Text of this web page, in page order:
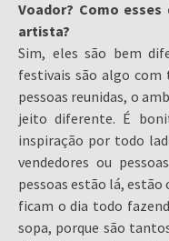
Voador? Como
artista?
Sim, eles são bem
festivais são algo
pessoas reunidas, o
jeito diferente. É
inspiração por todo
vendedores ou
pessoas estão lá, estão
ficam o dia todo
sopa, porque são